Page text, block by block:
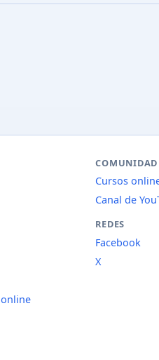
Cursos
Canal de
REDES
Facebook
X